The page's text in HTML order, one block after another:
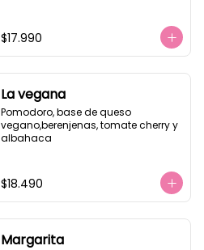
$17.990
La vegana
Pomodoro, base de queso
vegano,berenjenas, tomate cherry y
albahaca
$18.490
Margarita